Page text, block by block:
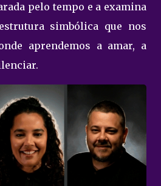
pelo tempo e a examina
simbólica que nos
aprendemos a amar, a